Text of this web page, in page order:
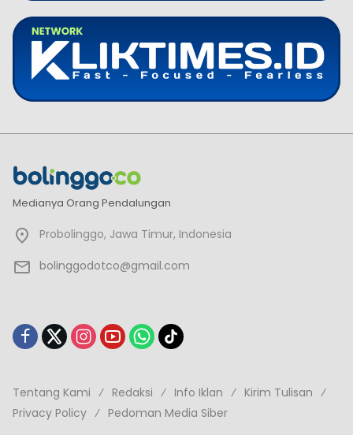
Medianya Orang Pendalungan
Probolinggo, Jawa Timur, Indonesia
bolinggodotco@gmail.com
Tentang Kami Redaksi Info Iklan
Kirim Tulisan
Privacy Policy
Pedoman Media Siber